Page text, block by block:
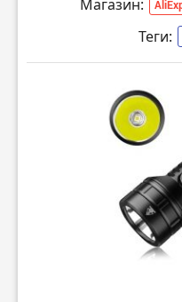
Магазин:
Теги: